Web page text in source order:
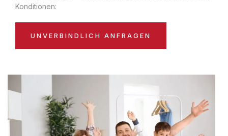
Konditionen:
UNVERBINDLICH ANFRAGEN